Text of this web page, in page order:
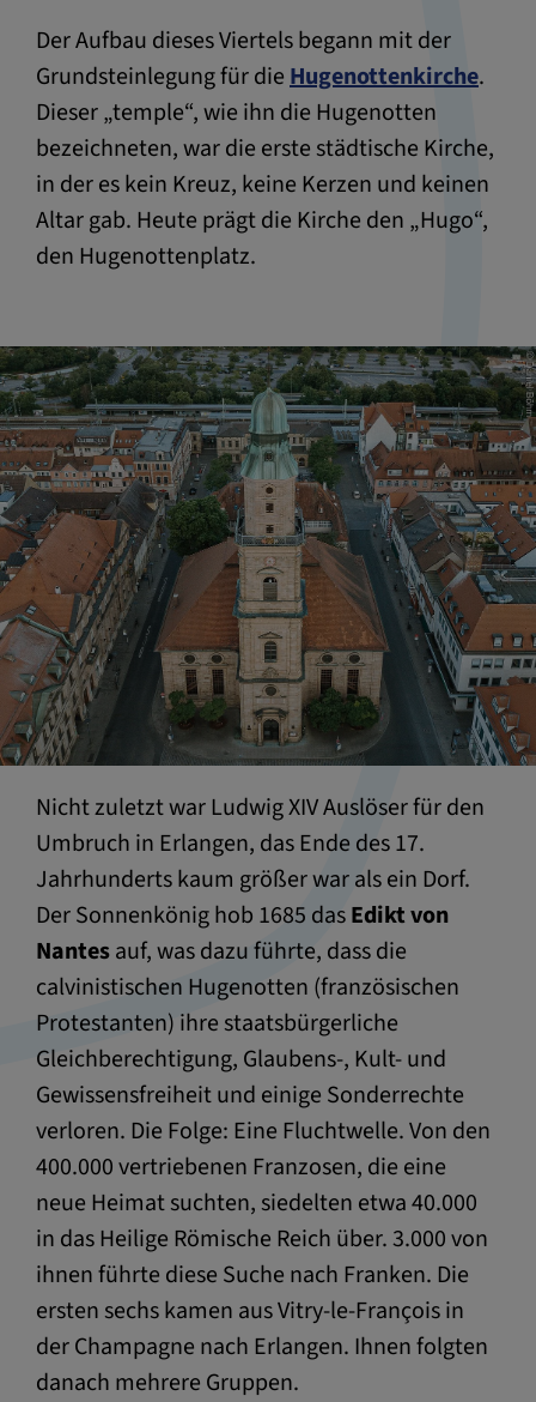
Der Aufbau dieses Viertels begann mit der
Grundsteinlegung für dieHugenottenkirche.
Dieser „temple“, wie ihn die Hugenotten
bezeichneten, war die erste städtische Kirche,
in der es kein Kreuz, keine Kerzen und keinen
Altar gab. Heute prägt die Kirche den „Hugo“,
den Hugenottenplatz.
Nicht zuletzt war Ludwig XIV Auslöser für den
Umbruch in Erlangen, das Ende des 17.
Jahrhunderts kaum größer war als ein Dorf.
Der Sonnenkönig hob 1685 dasEdikt von
Nantesauf, was dazu führte, dass die
calvinistischen Hugenotten (französischen
Protestanten) ihre staatsbürgerliche
Gleichberechtigung, Glaubens-, Kult- und
Gewissensfreiheit und einige Sonderrechte
verloren. Die Folge: Eine Fluchtwelle. Von den
400.000 vertriebenen Franzosen, die eine
neue Heimat suchten, siedelten etwa 40.000
in das Heilige Römische Reich über. 3.000 von
ihnen führte diese Suche nach Franken. Die
ersten sechs kamen aus Vitry-le-François in
der Champagne nach Erlangen. Ihnen folgten
danach mehrere Gruppen.